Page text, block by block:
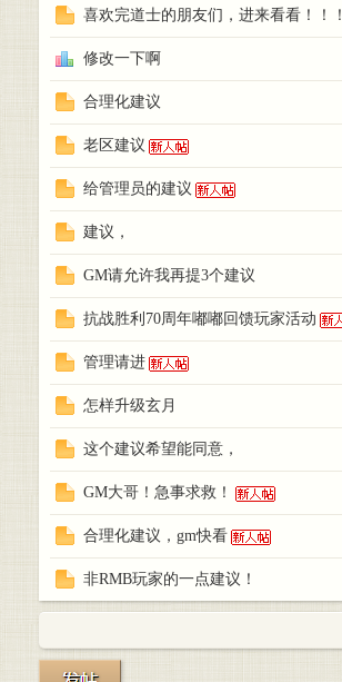
喜欢完道士的朋友们，进来看看！！！
修改一下啊
合理化建议
老区建议
给管理员的建议
建议，
GM请允许我再提3个建议
抗战胜利70周年嘟嘟回馈玩家活动
管理请进
怎样升级玄月
这个建议希望能同意，
GM大哥！急事求救！
合理化建议，gm快看
非RMB玩家的一点建议！